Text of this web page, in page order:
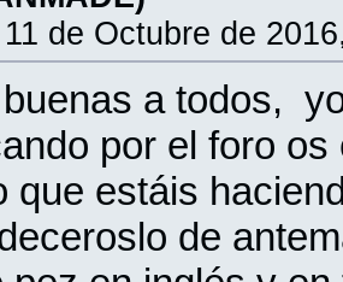
11 de Octubre de
a todos,
por el foro
que estáis
de